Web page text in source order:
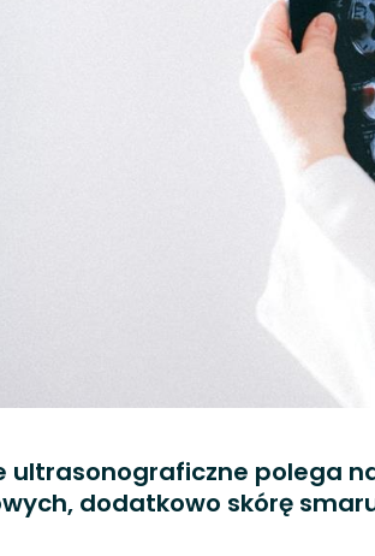
ultrasonograficzne polega
dodatkowo skórę